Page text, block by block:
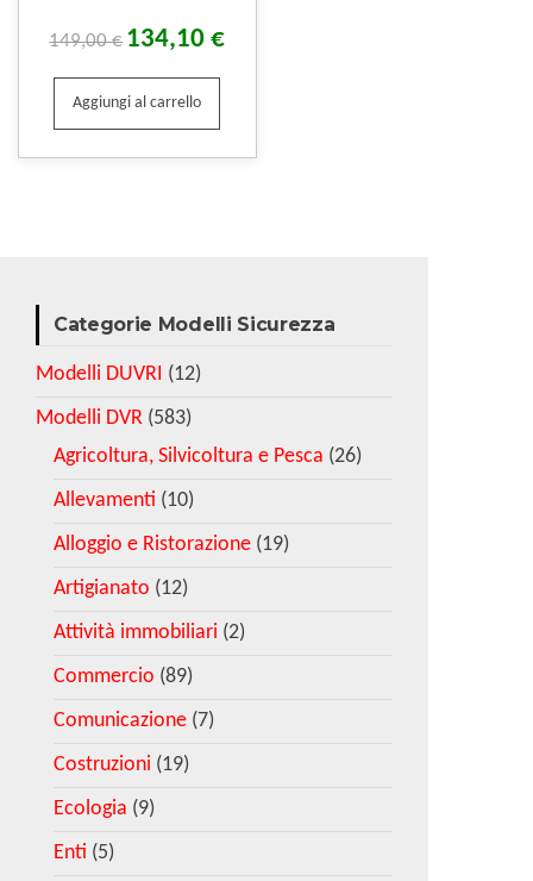
149,00€ 134,10€
Aggiungi al carrello
Categorie Modelli Sicurezza
Modelli DUVRI (12)
Modelli DVR (583)
Agricoltura, Silvicoltura e Pesca (26)
Allevamenti (10)
Alloggio e Ristorazione (19)
Artigianato (12)
Attività immobiliari (2)
Commercio (89)
Comunicazione (7)
Costruzioni (19)
Ecologia (9)
Enti (5)